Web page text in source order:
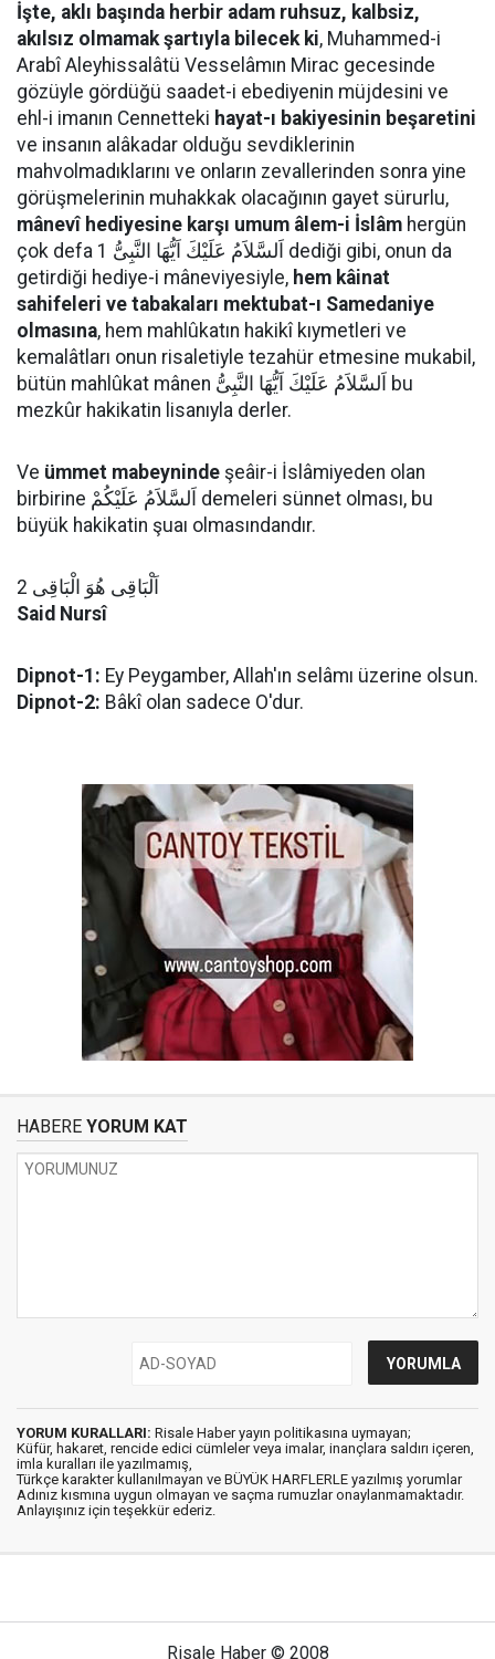
İşte, aklı başında herbir adam ruhsuz, kalbsiz,
akılsız olmamak şartıyla bilecek ki, Muhammed-i
Arabî Aleyhissalâtü Vesselâmın Mirac gecesinde
gözüyle gördüğü saadet-i ebediyenin müjdesini ve
ehl-i imanın Cennetteki hayat-ı bakiyesinin beşaretini
ve insanın alâkadar olduğu sevdiklerinin
mahvolmadıklarını ve onların zevallerinden sonra yine
görüşmelerinin muhakkak olacağının gayet sürurlu,
mânevî hediyesine karşı umum âlem-i İslâm hergün
çok defa اَلسَّلاَمُ عَلَيْكَ اَيُّهَا النَّبِىُّ 1 dediği gibi, onun da
getirdiği hediye-i mâneviyesiyle, hem kâinat
sahifeleri ve tabakaları mektubat-ı Samedaniye
olmasına, hem mahlûkatın hakikî kıymetleri ve
kemalâtları onun risaletiyle tezahür etmesine mukabil,
bütün mahlûkat mânen اَلسَّلاَمُ عَلَيْكَ اَيُّهَا النَّبِىُّ bu
mezkûr hakikatin lisanıyla derler.
Ve ümmet mabeyninde şeâir-i İslâmiyeden olan
birbirine اَلسَّلاَمُ عَلَيْكُمْ demeleri sünnet olması, bu
büyük hakikatin şuaı olmasındandır.
اَلْبَاقِى هُوَ الْبَاقِى 2
Said Nursî
Dipnot-1: Ey Peygamber, Allah'ın selâmı üzerine olsun.
Dipnot-2: Bâkî olan sadece O'dur.
HABERE YORUM KAT
YORUM KURALLARI: Risale Haber yayın politikasına uymayan;
Küfür, hakaret, rencide edici cümleler veya imalar, inançlara saldırı içeren,
imla kuralları ile yazılmamış,
Türkçe karakter kullanılmayan ve BÜYÜK HARFLERLE yazılmış yorumlar
Adınız kısmına uygun olmayan ve saçma rumuzlar onaylanmamaktadır.
Anlayışınız için teşekkür ederiz.
Risale Haber © 2008